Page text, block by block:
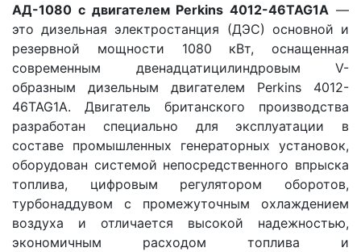
АД-1080 с двигателем Perkins 4012-46TAG1A —
это дизельная электростанция (ДЭС) основной и
резервной мощности 1080 кВт, оснащенная
современным двенадцатицилиндровым V-
образным дизельным двигателем Perkins 4012-
46TAG1A. Двигатель британского производства
разработан специально для эксплуатации в
составе промышленных генераторных установок,
оборудован системой непосредственного впрыска
топлива, цифровым регулятором оборотов,
турбонаддувом с промежуточным охлаждением
воздуха и отличается высокой надежностью,
экономичным расходом топлива и